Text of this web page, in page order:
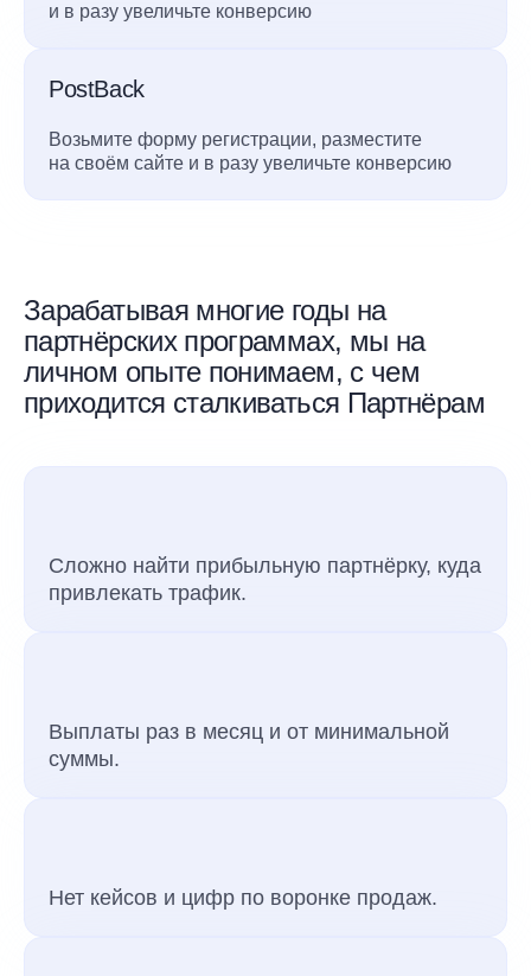
и в разу увеличьте конверсию
PostBack
Возьмите форму регистрации, разместите
на своём сайте и в разу увеличьте конверсию
Зарабатывая многие годы на
партнёрских программах, мы на
личном опыте понимаем, с чем
приходится сталкиваться Партнёрам
Сложно найти прибыльную партнёрку, куда
привлекать трафик.
Выплаты раз в месяц и от минимальной
суммы.
Нет кейсов и цифр по воронке продаж.